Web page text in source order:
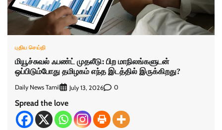
புதிய செய்தி
மியூச்சுவல் ஃபண்ட் முதலீடு: பிற மாநிலங்களுடன்
ஒப்பிடும்போது தமிழகம் எந்த இடத்தில் இருக்கிறது?
Daily News Tamil July 13, 2026 0
Spread the love